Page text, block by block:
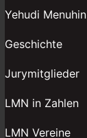
Yehudi Menuhin
Geschichte
Jurymitglieder
LMN in Zahlen
LMN Vereine